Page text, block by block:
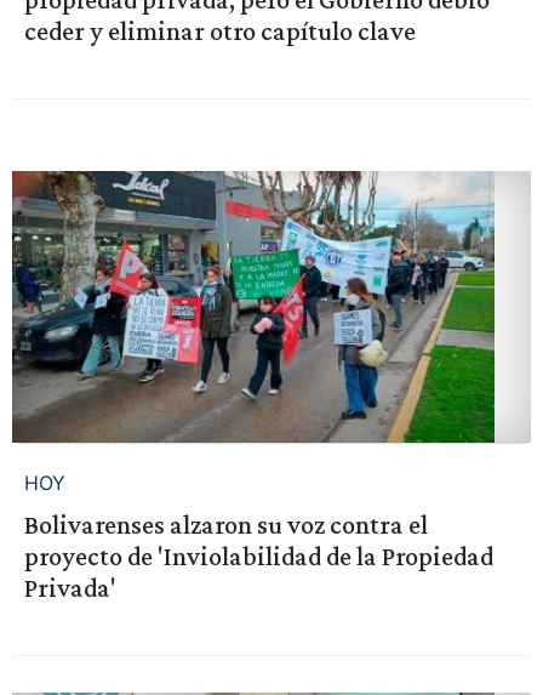
ceder y eliminar otro capítulo clave
HOY
Bolivarenses alzaron su voz contra el
proyecto de 'Inviolabilidad de la Propiedad
Privada'